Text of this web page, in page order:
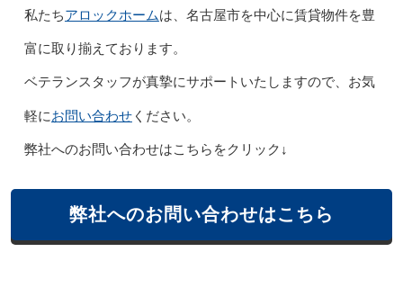
私たちアロックホームは、名古屋市を中心に賃貸物件を豊
富に取り揃えております。
ベテランスタッフが真摯にサポートいたしますので、お気
軽にお問い合わせください。
弊社へのお問い合わせはこちらをクリック↓
弊社へのお問い合わせはこちら